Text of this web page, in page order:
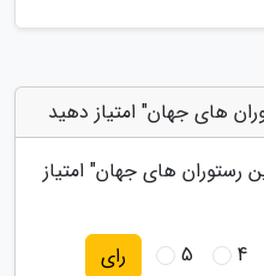
های جهان" امتیاز دهید
رستوران های جهان" امتیاز
4
5 رای